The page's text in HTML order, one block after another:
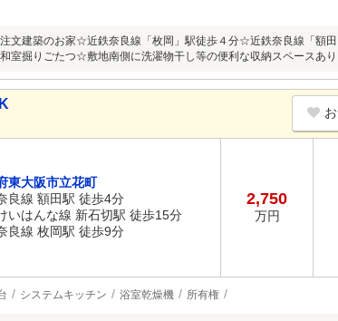
文建築のお家☆近鉄奈良線「枚岡」駅徒歩４分☆近鉄奈良線「額
室掘りごたつ☆敷地南側に洗濯物干し等の便利な収納スペースあり
東大阪市立花町
良線 額田駅 徒歩4分
いはんな線 新石切駅 徒歩15分
良線 枚岡駅 徒歩9分
2,750
万円
システムキッチン 浴室乾燥機 所有権